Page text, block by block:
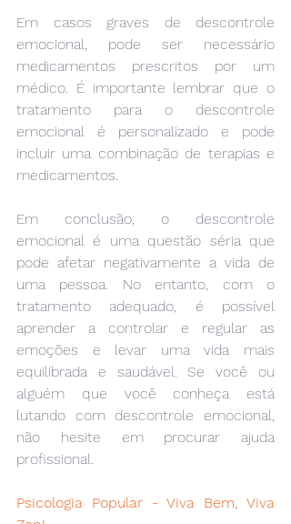
Em casos graves de descontrole
emocional, pode ser necessário
medicamentos prescritos por um
médico. É importante lembrar que o
tratamento para o descontrole
emocional é personalizado e pode
incluir uma combinação de terapias e
medicamentos.
Em conclusão, o descontrole
emocional é uma questão séria que
pode afetar negativamente a vida de
uma pessoa. No entanto, com o
tratamento adequado, é possível
aprender a controlar e regular as
emoções e levar uma vida mais
equilibrada e saudável. Se você ou
alguém que você conheça está
lutando com descontrole emocional,
não hesite em procurar ajuda
profissional.
Psicologia Popular - Viva Bem, Viva